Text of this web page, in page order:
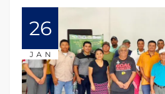
26
JAN